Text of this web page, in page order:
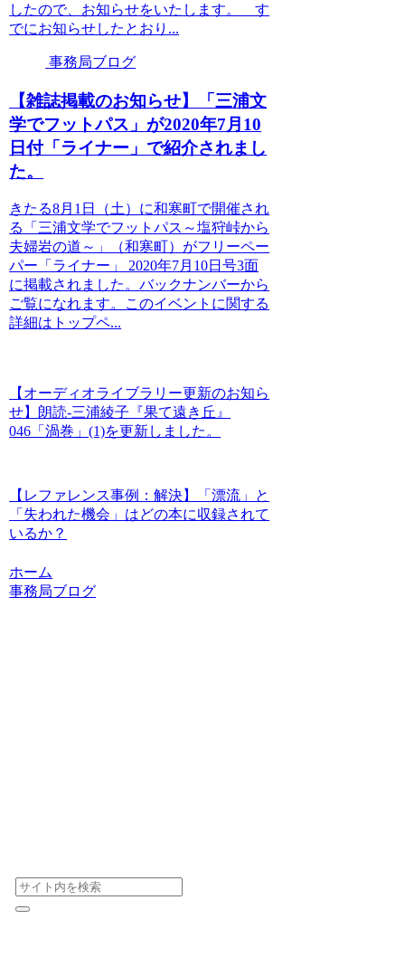
したので、お知らせをいたします。 す
でにお知らせしたとおり...
事務局ブログ
【雑誌掲載のお知らせ】「三浦文
学でフットパス」が2020年7月10
日付「ライナー」で紹介されまし
た。
きたる8月1日（土）に和寒町で開催され
る「三浦文学でフットパス～塩狩峠から
夫婦岩の道～」（和寒町）がフリーペー
パー「ライナー」 2020年7月10日号3面
に掲載されました。バックナンバーから
ご覧になれます。このイベントに関する
詳細はトップペ...
【オーディオライブラリー更新のお知ら
せ】朗読-三浦綾子『果て遠き丘』
046「渦巻」(1)を更新しました。
【レファレンス事例：解決】「漂流」と
「失われた機会」はどの本に収録されて
いるか？
ホーム
事務局ブログ